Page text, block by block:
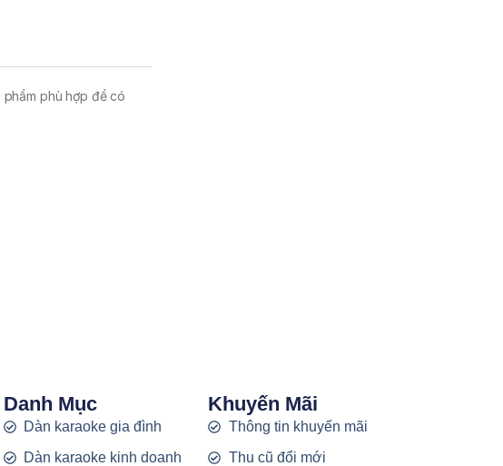
phẩm phù hợp để có
Danh Mục
Dàn karaoke gia đình
Dàn karaoke kinh doanh
Khuyến Mãi
Thông tin khuyến mãi
Thu cũ đổi mới